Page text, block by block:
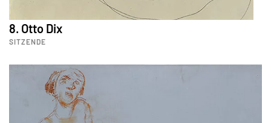
8. Otto Dix
SITZENDE